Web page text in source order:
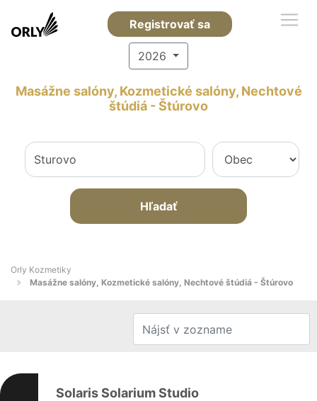
Registrovať sa
2026
Masážne salóny, Kozmetické salóny, Nechtové
štúdiá - Štúrovo
Hľadať
Orly Kozmetiky
Masážne salóny, Kozmetické salóny, Nechtové štúdiá - Štúrovo
Solaris Solarium Studio